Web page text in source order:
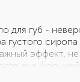
для губ -
густого
эффект,
дня.